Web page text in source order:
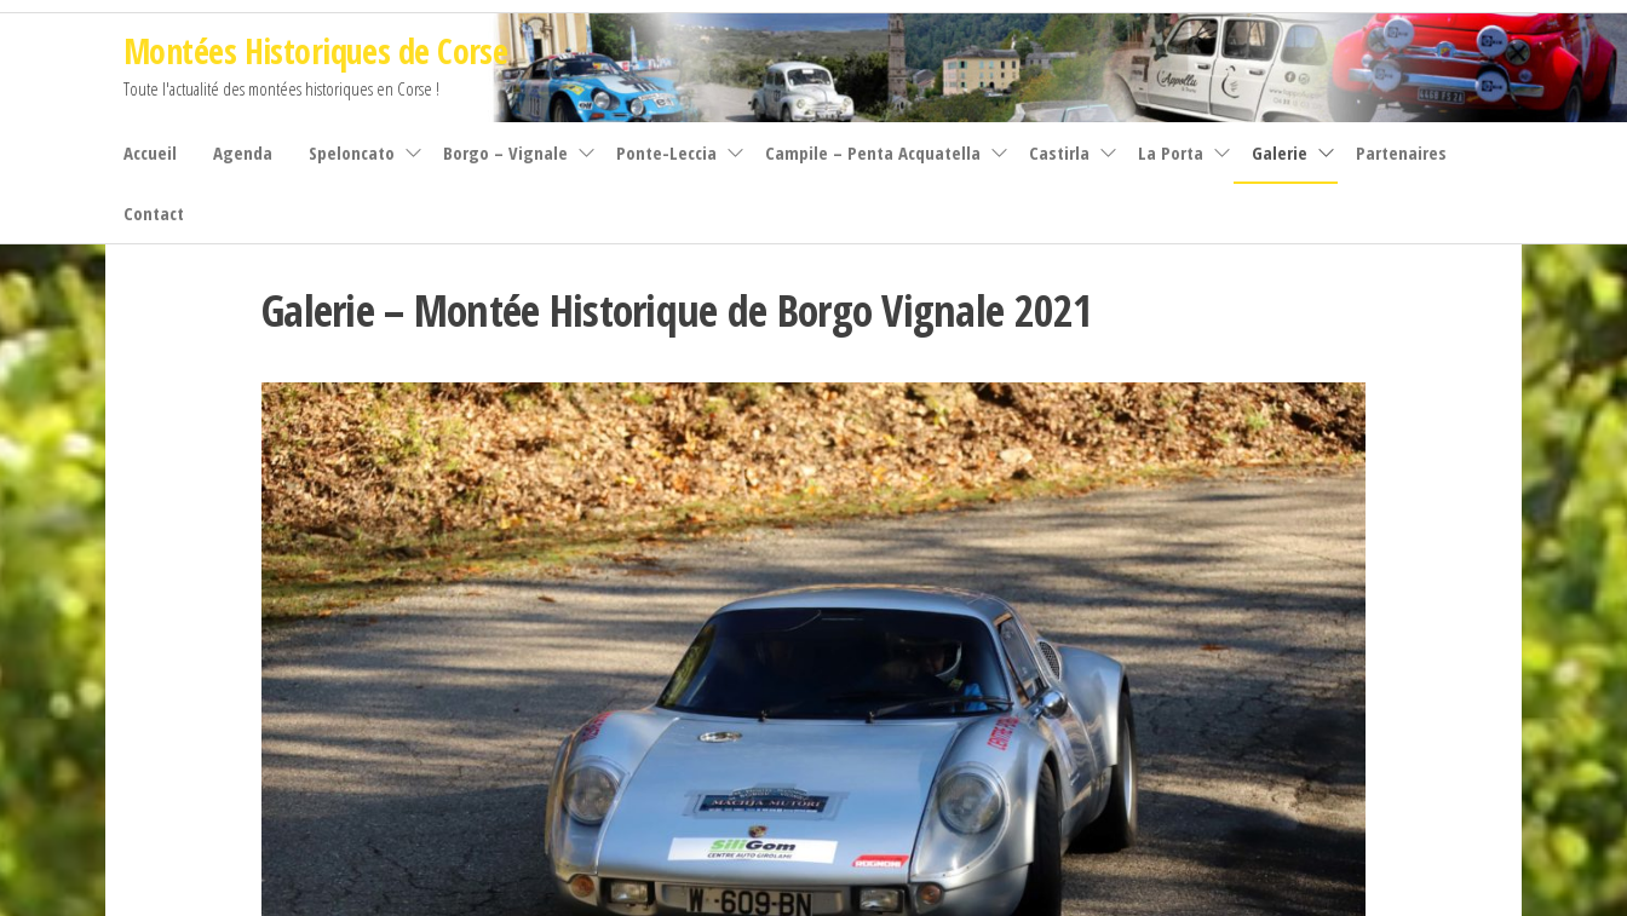
Aller
Montées Historiques de Corse
Toute l'actualité des montées historiques en Corse !
Accueil Agenda Speloncato Borgo – Vignale Ponte-Leccia Campile – Penta Acquatella Castirla La Porta Galerie Partenaires
Contact
Galerie – Montée Historique de Borgo Vignale 2021